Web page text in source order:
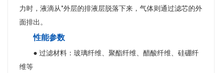
力时，液滴从*外层的排液层脱落下来，气体则通过滤芯的外
面排出。
性能参数
● 过滤材料：玻璃纤维、聚酯纤维、醋酸纤维、硅硼纤
维等